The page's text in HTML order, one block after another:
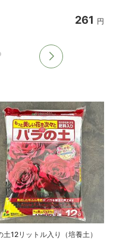
261 円
土12リットル入り（培養土）